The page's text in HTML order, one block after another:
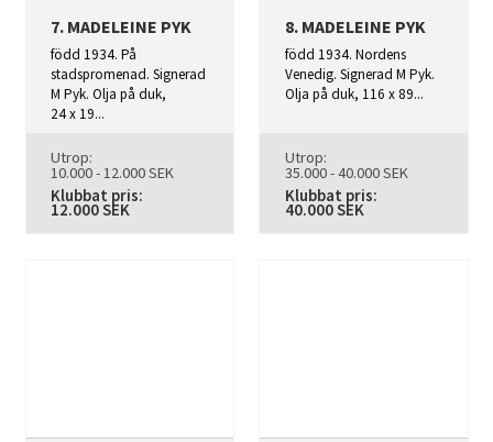
7. MADELEINE PYK
född 1934. På
stadspromenad. Signerad
M Pyk. Olja på duk,
24 x 19...
Utrop:
10.000 - 12.000 SEK
Klubbat pris:
12.000 SEK
8. MADELEINE PYK
född 1934. Nordens
Venedig. Signerad M Pyk.
Olja på duk, 116 x 89...
Utrop:
35.000 - 40.000 SEK
Klubbat pris:
40.000 SEK